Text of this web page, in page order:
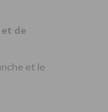
et de
et le